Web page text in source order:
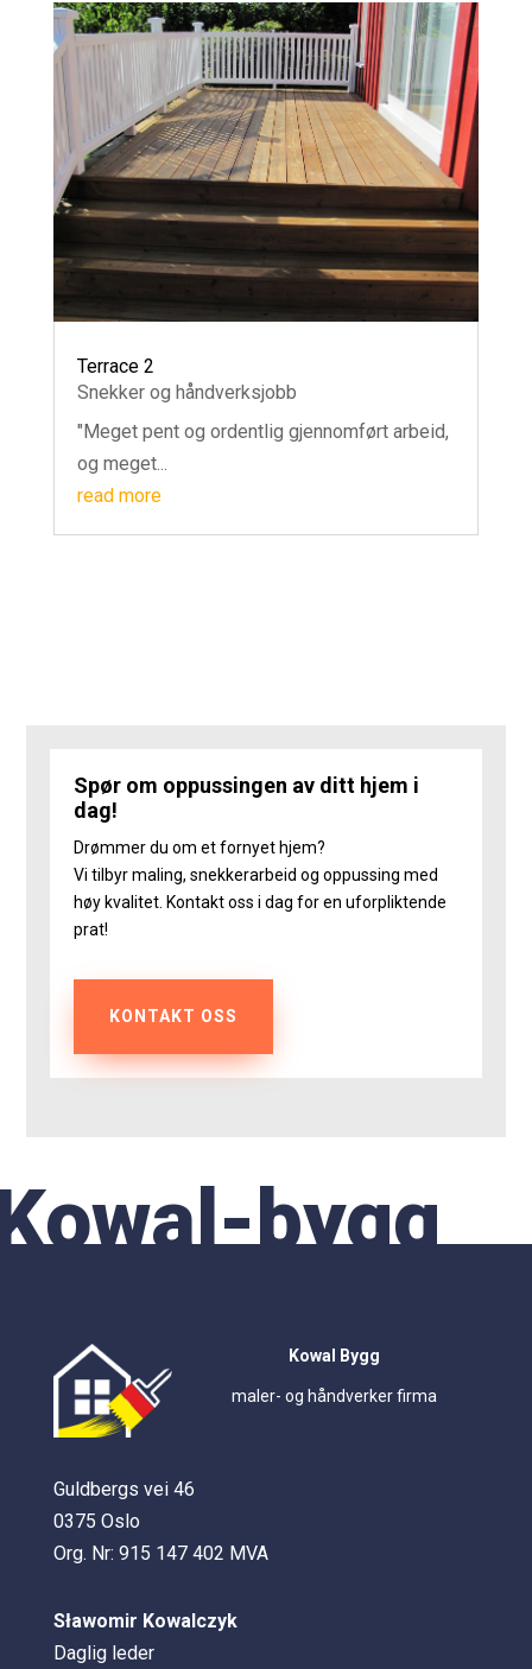
Terrace 2
Snekker og håndverksjobb
"Meget pent og ordentlig gjennomført arbeid,
og meget...
read more
Spør om oppussingen av ditt hjem i
dag!
Drømmer du om et fornyet hjem?
Vi tilbyr maling, snekkerarbeid og oppussing med
høy kvalitet. Kontakt oss i dag for en uforpliktende
prat!
KONTAKT OSS
bygg
Kowal Bygg
maler- og håndverker firma
Guldbergs vei 46
0375 Oslo
Org. Nr: 915 147 402 MVA
Sławomir Kowalczyk
Daglig leder